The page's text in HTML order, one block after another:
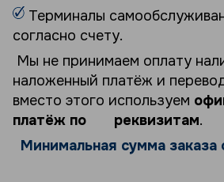
Терминалы
согласно счету.
Мы не принимаем оплату
наложенный платёж и
вместо этого используем
платёж по реквизитам.
Минимальная сумма заказа